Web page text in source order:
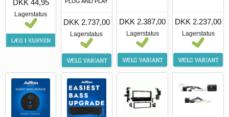
DKK 44,95
Lagerstatus
PLUG AND PLAY
DKK 2.737,00
Lagerstatus
DKK 2.387,00
Lagerstatus
DKK 2.237,00
Lagerstatus